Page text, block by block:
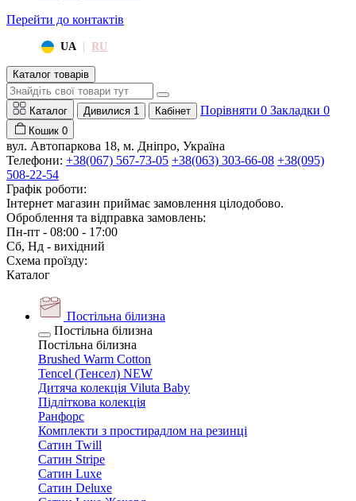
Перейти до контактів
UA | RU
Каталог товарів
Каталог Дивилися 1 Кабінет Порівняти 0 Закладки 0
Кошик 0
вул. Автопаркова 18, м. Дніпро, Україна
Телефони: +38(067) 567-73-05 +38(063) 303-66-08 +38(095)
508-22-54
Графік роботи:
Інтернет магазин приймає замовлення цілодобово.
Оброблення та відправка замовлень:
Пн-пт - 08:00 - 17:00
Сб, Нд - вихідний
Схема проїзду:
Каталог
Постільна білизна
Постільна білизна
Постільна білизна
Brushed Warm Cotton
Tencel (Тенсел) NEW
Дитяча колекція Viluta Baby
Підліткова колекція
Ранфорс
Комплекти з простирадлом на резинці
Сатин Twill
Сатин Stripe
Сатин Luxe
Сатин Deluxe